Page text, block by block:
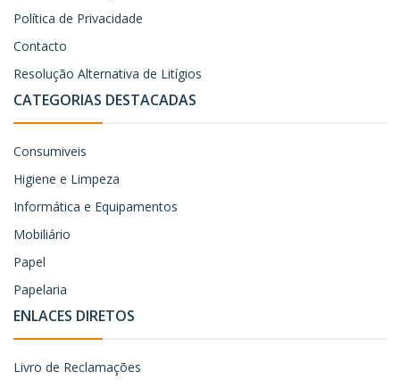
Política de Privacidade
Contacto
Resolução Alternativa de Litígios
CATEGORIAS DESTACADAS
Consumiveis
Higiene e Limpeza
Informática e Equipamentos
Mobiliário
Papel
Papelaria
ENLACES DIRETOS
Livro de Reclamações